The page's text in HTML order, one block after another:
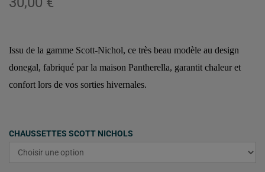
Issu de la gamme Scott-Nichol, ce très beau modèle au design
donegal, fabriqué par la maison Pantherella, garantit chaleur et
confort lors de vos sorties hivernales.
CHAUSSETTES SCOTT NICHOLS